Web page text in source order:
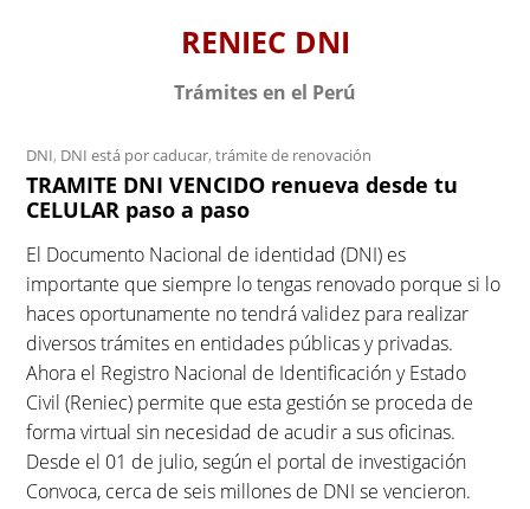
RENIEC DNI
Trámites en el Perú
DNI, DNI está por caducar,trámite de renovación
TRAMITE DNI VENCIDO renueva desde tu
CELULAR paso a paso
El Documento Nacional de identidad (DNI) es
importante que siempre lo tengas renovado porque si lo
haces oportunamente no tendrá validez para realizar
diversos trámites en entidades públicas y privadas.
Ahora el Registro Nacional de Identificación y Estado
Civil (Reniec) permite que esta gestión se proceda de
forma virtual sin necesidad de acudir a sus oficinas.
Desde el 01 de julio, según el portal de investigación
Convoca, cerca de seis millones de DNI se vencieron.